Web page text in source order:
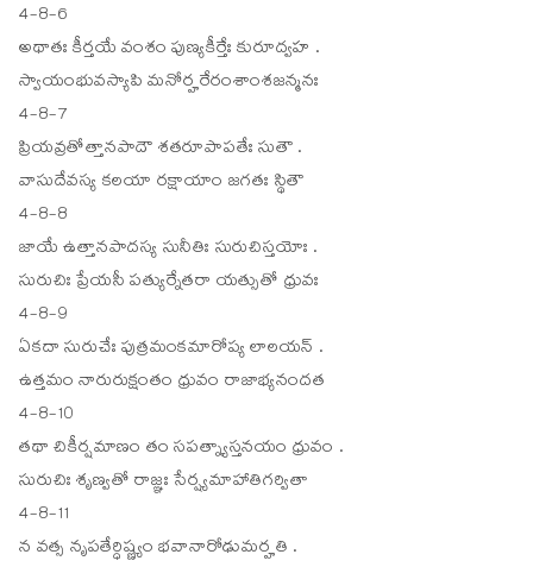
4-8-6
అథాతః కీర్తయే వంశం పుణ్యకీర్తేః కురూద్వహ .
స్వాయంభువస్యాపి మనోర్హరేరంశాంశజన్మనః
4-8-7
ప్రియవ్రతోత్తానపాదౌ శతరూపాపతేః సుతౌ .
వాసుదేవస్య కలయా రక్షాయాం జగతః స్థితౌ
4-8-8
జాయే ఉత్తానపాదస్య సునీతిః సురుచిస్తయోః .
సురుచిః ప్రేయసీ పత్యుర్నేతరా యత్సుతో ధ్రువః
4-8-9
ఏకదా సురుచేః పుత్రమంకమారోప్య లాలయన్ .
ఉత్తమం నారురుక్షంతం ధ్రువం రాజాభ్యనందత
4-8-10
తథా చికీర్షమాణం తం సపత్న్యాస్తనయం ధ్రువం .
సురుచిః శృణ్వతో రాజ్ఞః సేర్ష్యమాహాతిగర్వితా
4-8-11
న వత్స నృపతేర్ధిష్ణ్యం భవానారోఢుమర్హతి .